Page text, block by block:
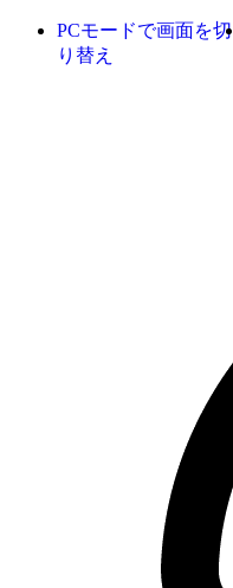
PCモードで画面を切
り替え